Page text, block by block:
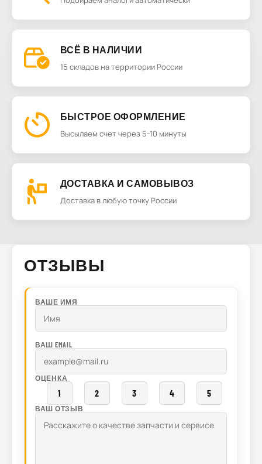
ВСЁ В НАЛИЧИИ
15 складов на территории России
БЫСТРОЕ ОФОРМЛЕНИЕ
Высылаем счет через 5-10 минуты
ДОСТАВКА И САМОВЫВОЗ
Доставка в любую точку России
ОТЗЫВЫ
ВАШЕ ИМЯ
ВАШ EMAIL
ОЦЕНКА
1 2 3 4 5
ВАШ ОТЗЫВ